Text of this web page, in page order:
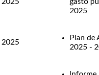
2025
2025
Plan de
2025 -